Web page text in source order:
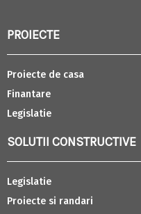
PROIECTE
Proiecte de casa
Finantare
Legislatie
SOLUTII CONSTRUCTIVE
Legislatie
Proiecte si randari